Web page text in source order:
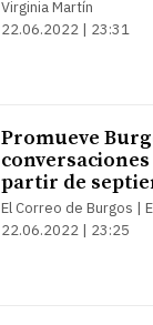
Virginia Martín
22.06.2022 | 23:31
Promueve
partir de
El Correo de Burgos |
22.06.2022 | 23:25